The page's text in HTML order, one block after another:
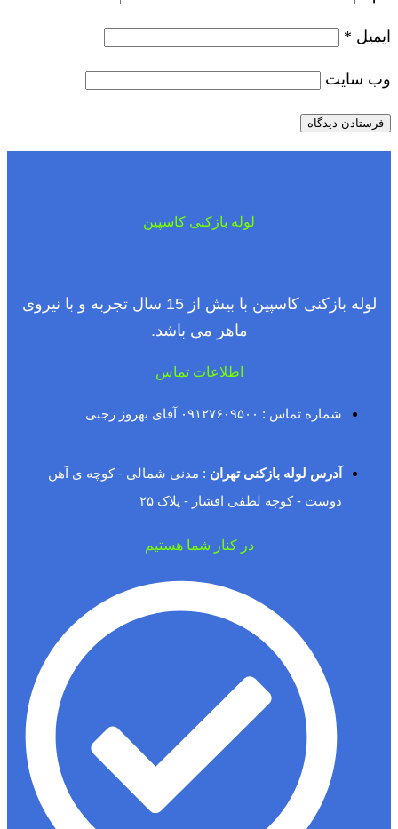
ایمیل *
وب‌ سایت
لوله بازکنی کاسپین
لوله بازکنی کاسپین با بیش از 15 سال تجربه و با نیروی
ماهر می باشد.
اطلاعات تماس
شماره تماس : ۰۹۱۲۷۶۰۹۵۰۰ آقای بهروز رجبی
آدرس لوله بازکنی تهران : مدنی شمالی - کوچه ی آهن
دوست - کوچه لطفی افشار - پلاک ۲۵
در کنار شما هستیم